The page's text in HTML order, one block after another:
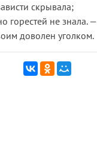
скрывала;
горестей не знала. —
доволен уголком.